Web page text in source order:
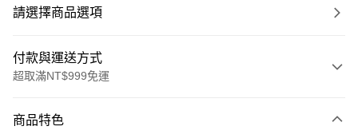
請選擇商品選項
付款與運送方式
超取滿NT$999免運
信用卡一次付款
商品特色